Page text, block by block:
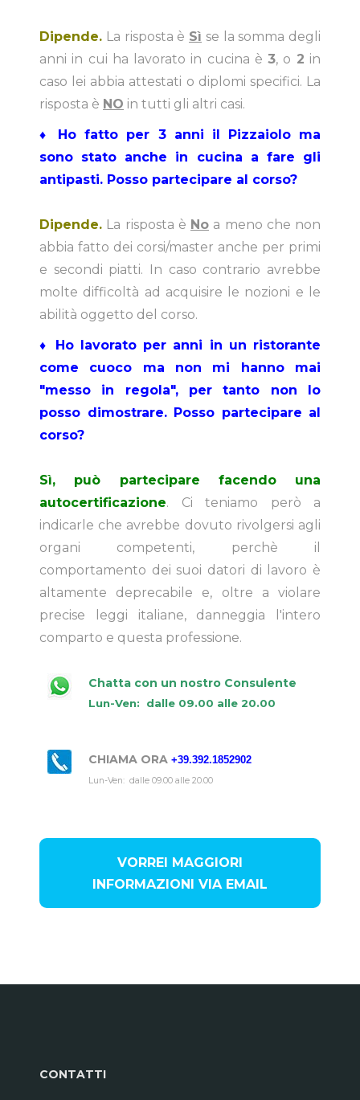
Dipende. La risposta è Sì se la somma degli
anni in cui ha lavorato in cucina è3, o 2 in
caso lei abbia attestati o diplomi specifici. La
risposta è NO in tutti gli altri casi.
♦ Ho fatto per 3 anni il Pizzaiolo ma
sono stato anche in cucina a fare gli
antipasti. Posso partecipare al corso?
Dipende. La risposta è No a meno che non
abbia fatto dei corsi/master anche per primi
e secondi piatti. In caso contrario avrebbe
molte difficoltà ad acquisire le nozioni e le
abilità oggetto del corso.
♦ Ho lavorato per anni in un ristorante
come cuoco ma non mi hanno mai
"messo in regola", per tanto non lo
posso dimostrare. Posso partecipare al
corso?
Sì, può partecipare facendo una
autocertificazione. Ci teniamo però a
indicarle che avrebbe dovuto rivolgersi agli
organi competenti, perchè il
comportamento dei suoi datori di lavoro è
altamente deprecabile e, oltre a violare
precise leggi italiane, danneggia l'intero
comparto e questa professione.
Chatta con un nostro Consulente
Lun-Ven: dalle 09.00 alle 20.00
CHIAMA ORA +39.392.1852902
Lun-Ven: dalle 09.00 alle 20.00
VORREI MAGGIORI
INFORMAZIONI VIA EMAIL
CONTATTI